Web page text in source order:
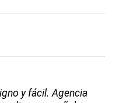
y fácil. Agencia